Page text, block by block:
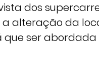
dos
a alteração da
que ser